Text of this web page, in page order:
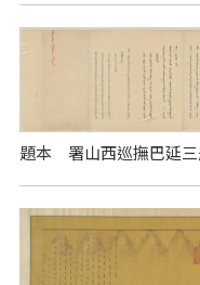
題本 署山西巡撫巴延三